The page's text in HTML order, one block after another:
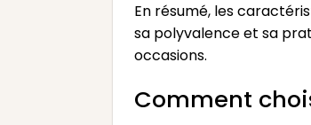
En résumé, les
sa polyvalence et sa
occasions.
Comment